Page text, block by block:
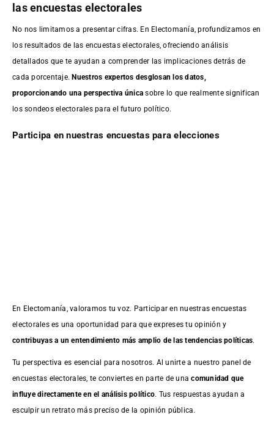
las encuestas electorales
No nos limitamos a presentar cifras. En Electomanía, profundizamos en
los resultados de las encuestas electorales, ofreciendo análisis
detallados que te ayudan a comprender las implicaciones detrás de
cada porcentaje.Nuestros expertos desglosan los datos,
proporcionando una perspectiva única sobre lo que realmente significan
los sondeos electorales para el futuro político.
Participa en nuestras encuestas para elecciones
En Electomanía, valoramos tu voz. Participar en nuestras encuestas
electorales es una oportunidad para que expreses tu opinión y
contribuyas a un entendimiento más amplio de las tendencias políticas.
Tu perspectiva es esencial para nosotros. Al unirte a nuestro panel de
encuestas electorales, te conviertes en parte de unacomunidad que
influye directamente en el análisis político. Tus respuestas ayudan a
esculpir un retrato más preciso de la opinión pública.